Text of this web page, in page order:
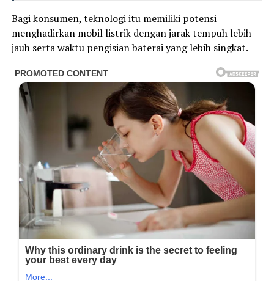
Bagi konsumen, teknologi itu memiliki potensi
menghadirkan mobil listrik dengan jarak tempuh lebih
jauh serta waktu pengisian baterai yang lebih singkat.